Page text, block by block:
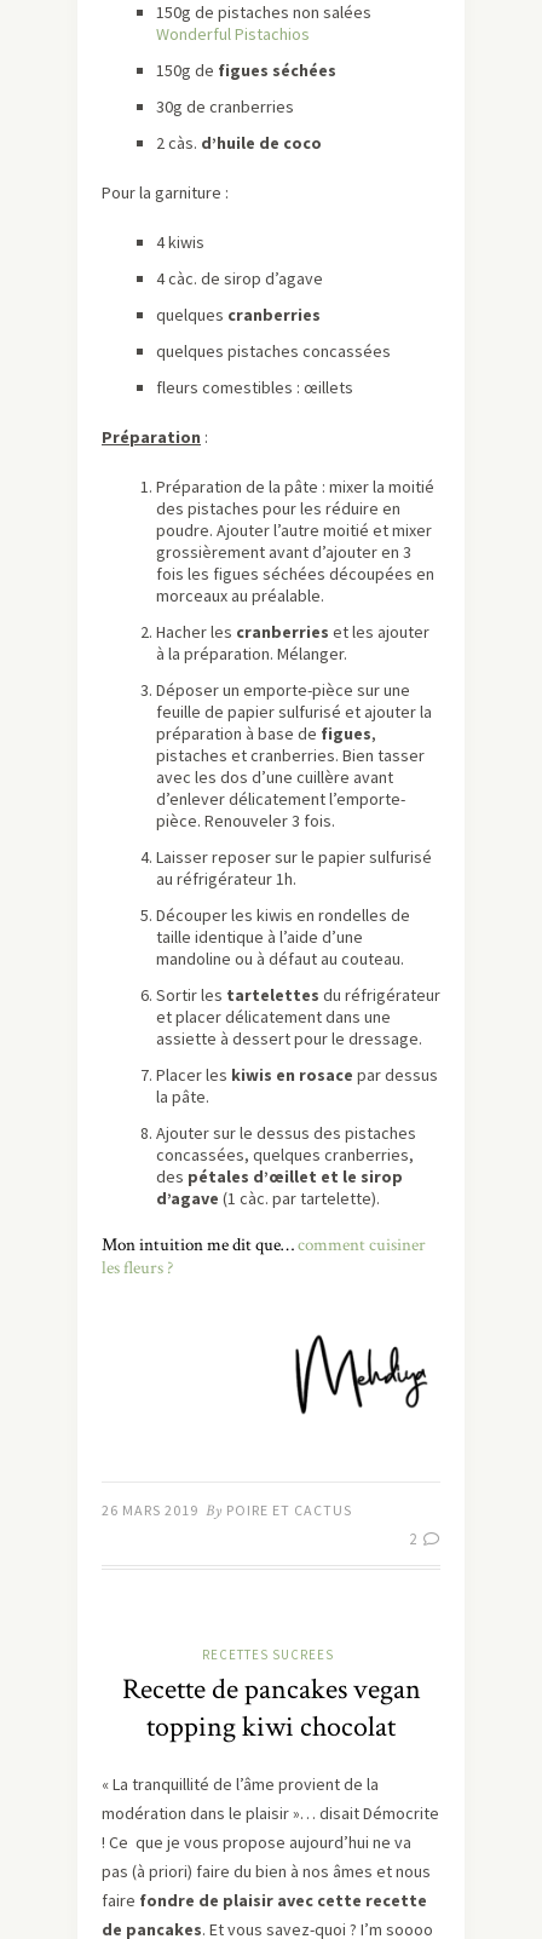
150g de pistaches non salées
Wonderful Pistachios
150g de figues séchées
30g de cranberries
2 càs. d’huile de coco
Pour la garniture :
4 kiwis
4 càc. de sirop d’agave
quelques cranberries
quelques pistaches concassées
fleurs comestibles : œillets
Préparation :
Préparation de la pâte : mixer la moitié
des pistaches pour les réduire en
poudre. Ajouter l’autre moitié et mixer
grossièrement avant d’ajouter en 3
fois les figues séchées découpées en
morceaux au préalable.
Hacher les cranberries et les ajouter
à la préparation. Mélanger.
Déposer un emporte-pièce sur une
feuille de papier sulfurisé et ajouter la
préparation à base de figues,
pistaches et cranberries. Bien tasser
avec les dos d’une cuillère avant
d’enlever délicatement l’emporte-
pièce. Renouveler 3 fois.
Laisser reposer sur le papier sulfurisé
au réfrigérateur 1h.
Découper les kiwis en rondelles de
taille identique à l’aide d’une
mandoline ou à défaut au couteau.
Sortir les tartelettes du réfrigérateur
et placer délicatement dans une
assiette à dessert pour le dressage.
Placer les kiwis en rosace par dessus
la pâte.
Ajouter sur le dessus des pistaches
concassées, quelques cranberries,
des pétales d’œillet et le sirop
d’agave (1 càc. par tartelette).
Mon intuition me dit que…comment cuisiner
les fleurs ?
26 MARS 2019 By POIRE ET CACTUS
2
RECETTES SUCREES
Recette de pancakes vegan
topping kiwi chocolat
« La tranquillité de l’âme provient de la
modération dans le plaisir »… disait Démocrite
! Ce que je vous propose aujourd’hui ne va
pas (à priori) faire du bien à nos âmes et nous
faire fondre de plaisir avec cette recette
de pancakes. Et vous savez-quoi ? I’m soooo